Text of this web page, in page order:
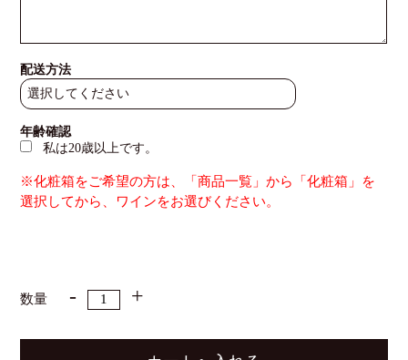
配送方法
年齢確認
私は20歳以上です。
※化粧箱をご希望の方は、「商品一覧」から「化粧箱」を
選択してから、ワインをお選びください。
数量